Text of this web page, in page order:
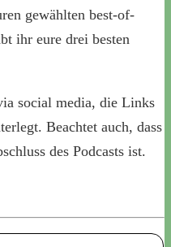
gewählten best-of-
ihr eure drei besten
social media, die Links
Beachtet auch, dass
des Podcasts ist.